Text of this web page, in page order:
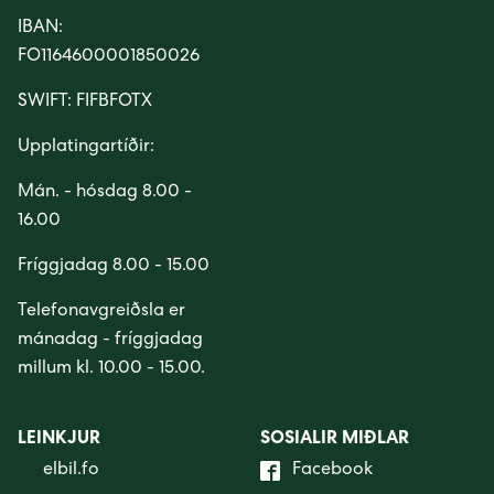
renewables
IBAN:
FO1164600001850026
SWIFT: FIFBFOTX
Upplatingartíðir:
Mán. - hósdag 8.00 -
16.00
Fríggjadag 8.00 - 15.00
Telefonavgreiðsla er
mánadag - fríggjadag
millum kl. 10.00 - 15.00.
LEINKJUR
elbil.fo
SOSIALIR MIÐLAR
Facebook